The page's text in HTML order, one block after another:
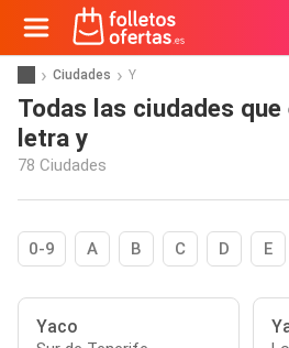
Ciudades Y
Todas las ciudades
letra y
78 Ciudades
0-9 A B C D E
Yaco